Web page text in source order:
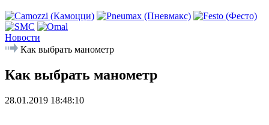
Новости
Как выбрать манометр
Как выбрать манометр
28.01.2019 18:48:10